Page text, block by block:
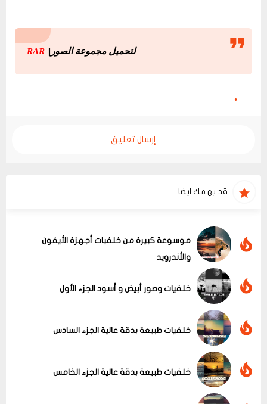
لتحميل مجموعة الصور|| RAR
إرسال تعليق
قد يهمك ايضا
موسوعة كبيرة من خلفيات أجهزة الأيفون
والأندرويد
خلفيات وصور أبيض و أسود الجزء الأول
خلفيات طبيعة بدقة عالية الجزء السادس
خلفيات طبيعة بدقة عالية الجزء الخامس